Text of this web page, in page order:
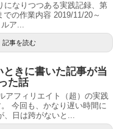
になりつつある実践記録、第
の作業内容 2019/11/20～
ア...
記事を読む
ときに書いた記事が当
た話
アフィリエイト（超）の実践
今回も、かなり遅い時間に
、日は跨がないと...